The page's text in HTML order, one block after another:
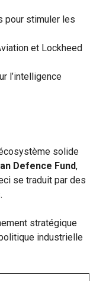
pour stimuler les
et Lockheed
l’intelligence
solide
Defence Fund,
se traduit par des
stratégique
industrielle